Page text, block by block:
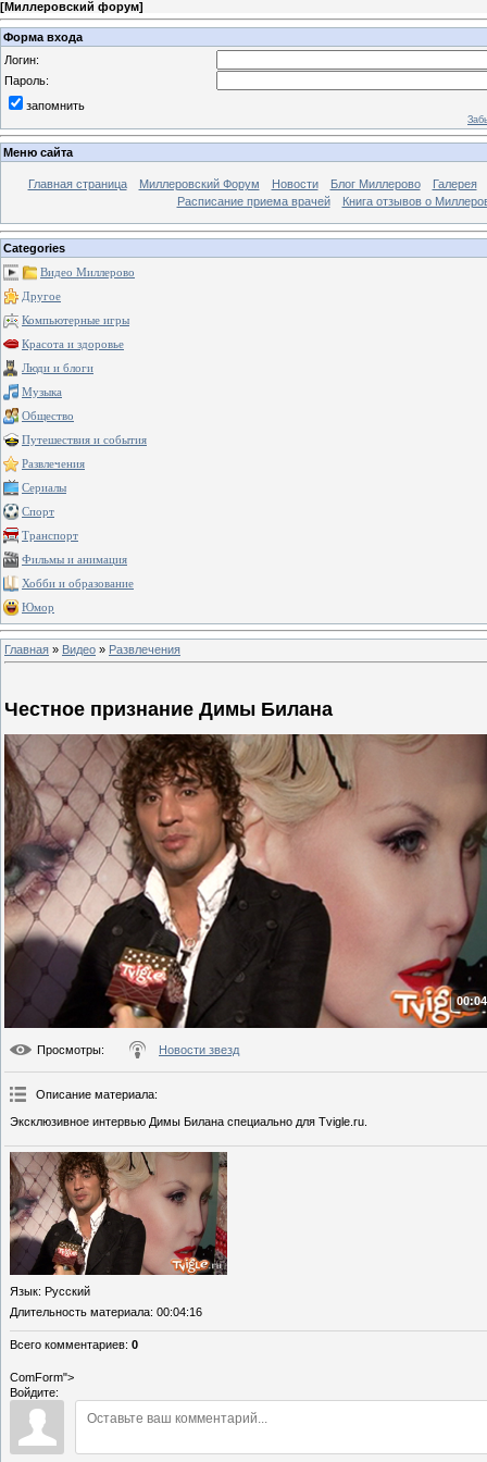
[Миллеровский форум]
Форма входа
Логин:
Пароль:
запомнить
Меню сайта
Главная страница Миллеровский Форум Новости Блог Миллерово
Галерея
Расписание приема врачей
Книга отзывов о
Categories
Видео Миллерово
Другое
Компьютерные игры
Красота и здоровье
Люди и блоги
Музыка
Общество
Путешествия и события
Развлечения
Сериалы
Спорт
Транспорт
Фильмы и анимация
Хобби и образование
Юмор
Главная » Видео » Развлечения
Честное признание Димы Билана
Просмотры: Новости звезд
Описание материала:
Эксклюзивное интервью Димы Билана специально для Tvigle.ru.
Язык: Русский
Длительность материала: 00:04:16
Всего комментариев: 0
ComForm">
Войдите: